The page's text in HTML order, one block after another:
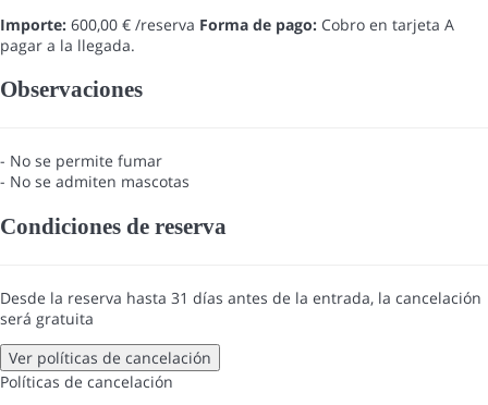
Importe: 600,00 € /reserva Forma de pago: Cobro en tarjeta A
pagar a la llegada.
Observaciones
- No se permite fumar
- No se admiten mascotas
Condiciones de reserva
Desde la reserva hasta 31 días antes de la entrada, la cancelación
será gratuita
Ver políticas de cancelación
Políticas de cancelación